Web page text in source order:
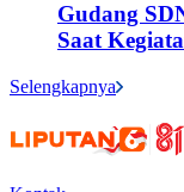
Gudang
Saat
Selengkapnya